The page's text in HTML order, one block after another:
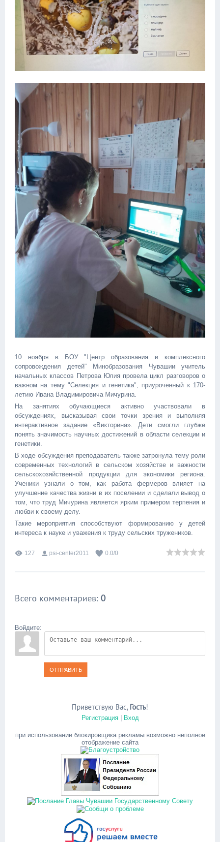
10 ноября в БОУ "Центр образования и комплексного
сопровождения детей" Минобразования Чувашии учитель
начальных классов Петрова Юлия провела цикл разговоров о
важном на тему "Селекция и генетика", приуроченный к 170-
летию Ивана Владимировича Мичурина.
На занятиях обучающиеся активно участвовали в
обсуждениях, высказывая свои точки зрения и выполняя
интерактивное задание «Викторина». Дети смогли глубже
понять значимость научных достижений в области селекции и
генетики.
В ходе обсуждения преподаватель также затронула тему роли
современных технологий в сельском хозяйстве и важности
сельскохозяйственной продукции для экономики региона.
Ученики узнали о том, как работа фермеров влияет на
улучшение качества жизни в их поселении и сделали вывод о
том, что труд Мичурина является ярким примером терпения и
любви к своему делу.
Такие мероприятия способствуют формированию у детей
интереса к науке и уважения к труду сельских тружеников.
127 psi-center2011 0.0/0
Всего комментариев: 0
Войдите:
ОТПРАВИТЬ
Приветствую Вас, Гость!
Регистрация| Вход
при использовании блокировщика рекламы возможно неполное
отображение сайта